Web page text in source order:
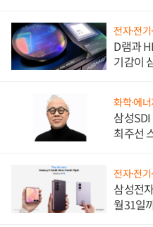
전자·전
D램과
기감이
화학·에너
삼성
최주선
전자·전
삼성전
월31일